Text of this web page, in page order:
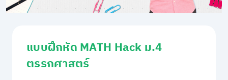
แบบฝึกหัด MATH Hack ม.4
ตรรกศาสตร์